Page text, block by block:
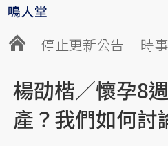
停止更新公告 時
楊劭楷／懷孕8
產？我們如何討